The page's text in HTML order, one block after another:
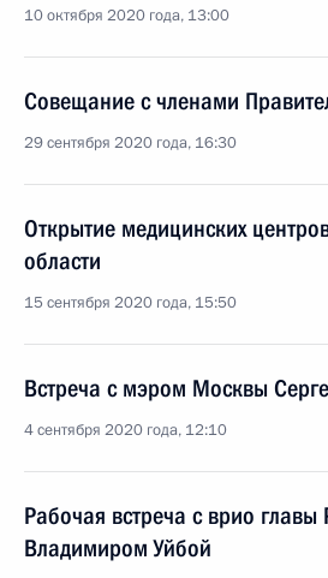
10 октября 2020 года, 13:00
Совещание с членами
29 сентября 2020 года, 16:30
Открытие медицинских
области
15 сентября 2020 года, 15:50
Встреча с мэром Москвы
4 сентября 2020 года, 12:10
Рабочая встреча с врио главы
Владимиром Уйбой